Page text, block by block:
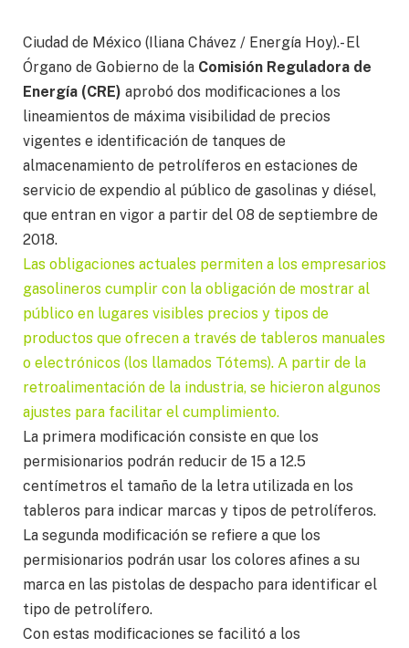
Ciudad de México (Iliana Chávez / Energía Hoy).- El
Órgano de Gobierno de la Comisión Reguladora de
Energía (CRE) aprobó dos modificaciones a los
lineamientos de máxima visibilidad de precios
vigentes e identificación de tanques de
almacenamiento de petrolíferos en estaciones de
servicio de expendio al público de gasolinas y diésel,
que entran en vigor a partir del 08 de septiembre de
2018.
Las obligaciones actuales permiten a los empresarios
gasolineros cumplir con la obligación de mostrar al
público en lugares visibles precios y tipos de
productos que ofrecen a través de tableros manuales
o electrónicos (los llamados Tótems). A partir de la
retroalimentación de la industria, se hicieron algunos
ajustes para facilitar el cumplimiento.
La primera modificación consiste en que los
permisionarios podrán reducir de 15 a 12.5
centímetros el tamaño de la letra utilizada en los
tableros para indicar marcas y tipos de petrolíferos.
La segunda modificación se refiere a que los
permisionarios podrán usar los colores afines a su
marca en las pistolas de despacho para identificar el
tipo de petrolífero.
Con estas modificaciones se facilitó a los